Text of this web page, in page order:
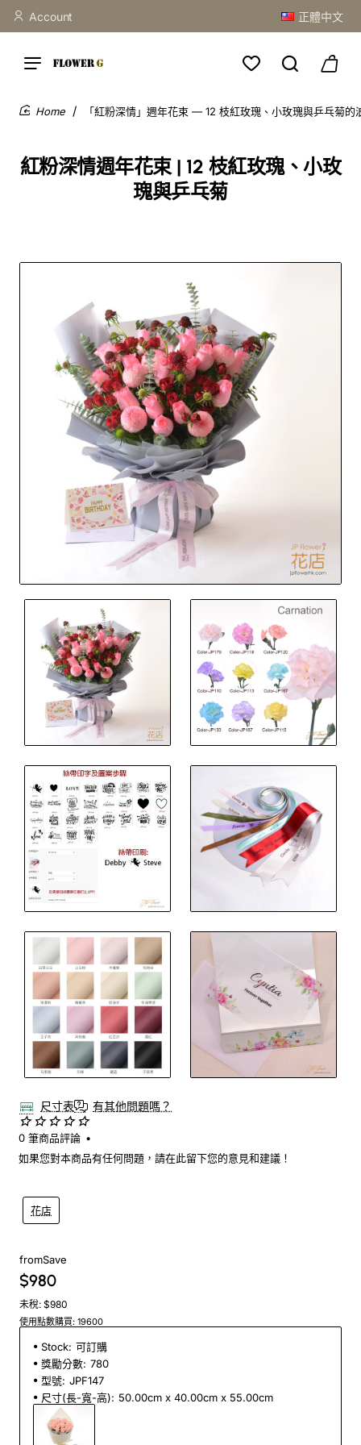
Account 正體中文
紅粉深情週年花束 | 12 枝紅玫瑰、小玫
瑰與乒乓菊
「紅粉深情」週年花束 — 12 枝紅玫瑰、小玫瑰與乒乓菊的
尺寸表 有其他問題嗎？
花店
0 筆商品評論 •
如果您對本商品有任何問題，請在此留下您的意見和建議！
fromSave
$980
未稅: $980
使用點數購買: 19600
Stock: 可訂購
獎勵分數: 780
型號: JPF147
尺寸(長-寬-高): 50.00cm x 40.00cm x 55.00cm